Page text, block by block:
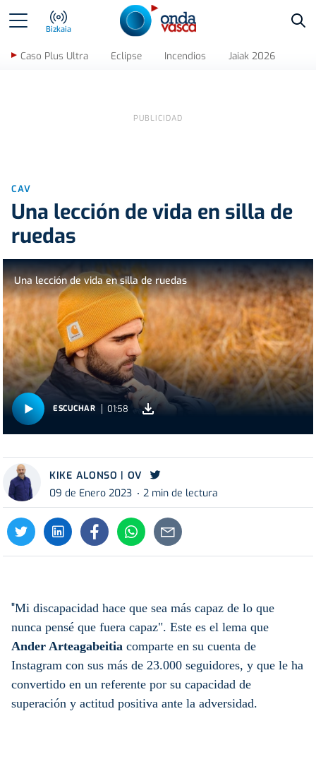
Bizkaia
Caso Plus Ultra Eclipse Incendios Jaiak 2026
CAV
Una lección de vida en silla de
ruedas
Una lección de vida en silla de ruedas
ESCUCHAR 01:58
KIKE ALONSO | OV
09 de Enero 2023
2 min de lectura
"Mi discapacidad hace que sea más capaz de lo que
nunca pensé que fuera capaz". Este es el lema que
Ander Arteagabeitia comparte en su cuenta de
Instagram con sus más de 23.000 seguidores, y que le ha
convertido en un referente por su capacidad de
superación y actitud positiva ante la adversidad.